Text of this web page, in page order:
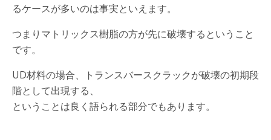
るケースが多いのは事実といえます。
つまりマトリックス樹脂の方が先に破壊するということ
です。
UD材料の場合、トランスバースクラックが破壊の初期段
階として出現する、
ということは良く語られる部分でもあります。